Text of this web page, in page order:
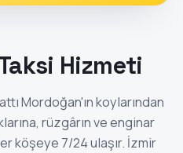
Hizmeti
Mordoğan'ın koylarından
rüzgârın ve enginar
köşeye 7/24 ulaşır. İzmir